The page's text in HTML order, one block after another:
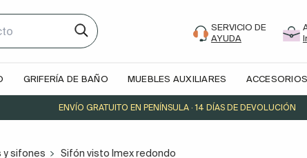
SERVICIO DE
AYUDA
GRIFERÍA DE BAÑO MUEBLES AUXILIARES
ENVÍO GRATUITO EN PENÍNSULA · 14 DÍAS DE DEVOLUCIÓN
y sifones Sifón visto Imex redondo